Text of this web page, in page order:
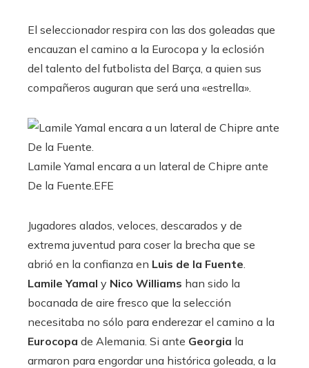
El seleccionador respira con las dos goleadas que
encauzan el camino a la Eurocopa y la eclosión
del talento del futbolista del Barça, a quien sus
compañeros auguran que será una «estrella».
Lamile Yamal encara a un lateral de Chipre ante
De la Fuente. EFE
Jugadores alados, veloces, descarados y de
extrema juventud para coser la brecha que se
abrió en la confianza en Luis de la Fuente
Lamile Yamal y Nico Williams han sido la
bocanada de aire fresco que la selección
necesitaba no sólo para enderezar el camino a la
Eurocopa de Alemania. Si ante Georgia la
armaron para engordar una histórica goleada, a la